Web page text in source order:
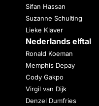
Sifan Hassan
Suzanne Schulting
Lieke Klaver
Nederlands elftal
Ronald Koeman
Memphis Depay
Cody Gakpo
Virgil van Dijk
Denzel Dumfries